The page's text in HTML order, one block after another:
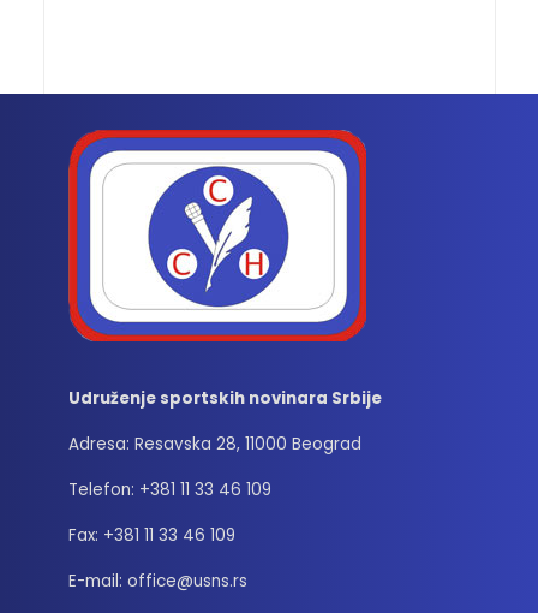
Udruženje sportskih novinara Srbije
Adresa: Resavska 28, 11000 Beograd
Telefon: +381 11 33 46 109
Fax: +381 11 33 46 109
E-mail: office@usns.rs